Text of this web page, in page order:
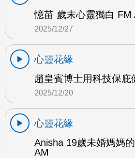
憶苗 歲末心靈獨白 FM
2025/12/27
心靈花緣
趙皇賓博士用科技保庇
2025/12/20
心靈花緣
Anisha 19歲未婚媽媽
AM